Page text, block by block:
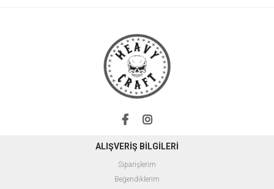
ALIŞVERİŞ BİLGİLERİ
Siparişlerim
Beğendiklerim